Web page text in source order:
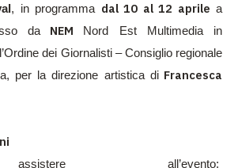
, in programma dal 10 al 12 aprile a
daNEM
Nord Est Multimedia in
dei Giornalisti – Consiglio regionale
per la direzione artistica diFrancesca
all’evento: